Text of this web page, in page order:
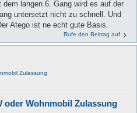
langen 6. Gang wird es auf der
untersetzt nicht zu schnell. Und
Atego ist ne echt gute Basis.
Rufe den Beitrag auf
Zulassung
oder Wohnmobil Zulassung